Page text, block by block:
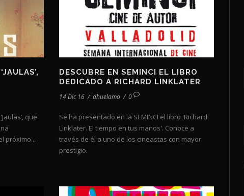
que
próximo...
DESCUBRE EN SEMINCI EL LIBRO
DEDICADO A RICHARD LINKLATER
14 Dic 16 / dhuelamo / 0
Se ha presentado en la SEMINCI el libro 'Richard
Linklater. El tiempo en tus manos'. Conoce a
través de él a uno de los cineastas con mayor
prestigio.